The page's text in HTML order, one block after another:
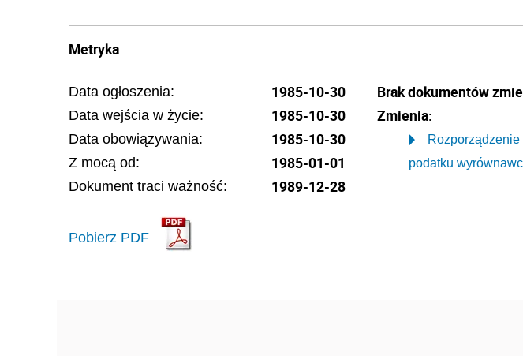
Metryka
Data ogłoszenia: 1985-10-30
Data wejścia w życie: 1985-10-30
Data obowiązywania: 1985-10-30
Z mocą od: 1985-01-01
Dokument traci ważność: 1989-12-28
Pobierz PDF
Brak dokumentów
Zmienia:
podatku